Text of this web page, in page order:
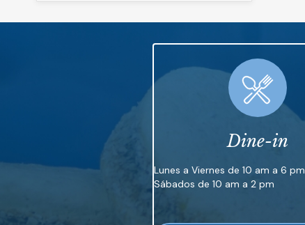
Dine-in
Lunes a Viernes de 10 am a 6 pm
Sábados de 10 am a 2 pm